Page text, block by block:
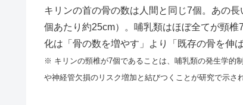
キリンの首の骨の数は人間と同じ7個。あの
個あたり約25cm）。哺乳類はほぼ全てが頸
化は「骨の数を増やす」より「既存の骨を伸
※ キリンの頸椎が7個であることは、哺乳類の発生学的
や神経管欠損のリスク増加と結びつくことが研究で示さ